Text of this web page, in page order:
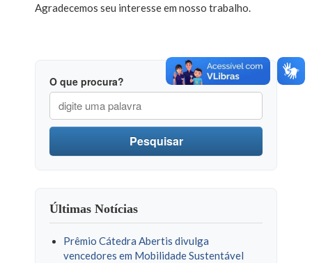
Agradecemos seu interesse em nosso trabalho.
O que procura?
Pesquisar
Últimas Notícias
Prêmio Cátedra Abertis divulga
vencedores em Mobilidade Sustentável